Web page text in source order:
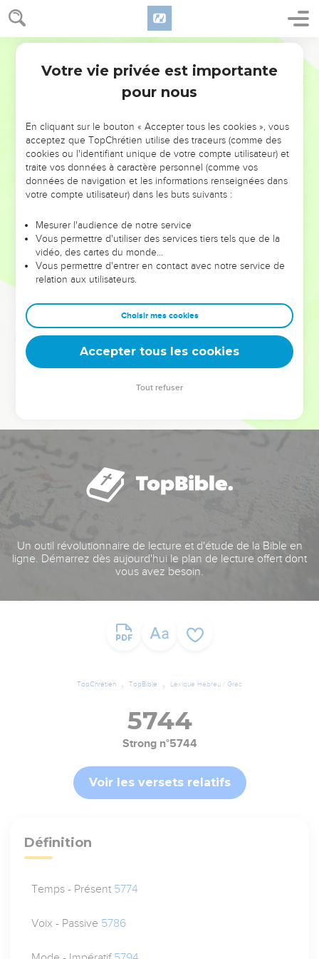
NE MANQUEZ PAS L’ÉVÉNEMENT
DE L’ANNÉE !
ET SI LEURS ERREURS POUVAIENT VOUS ÉVITER LES
VOTRES ?
leur foi ou leur vision. Mais on voit moins les doutes, les erreurs
et les saisons difficiles qu'ils ont traversés, alors même que ce
sont elles qui les ont façonnés.
Dans cette conférence, leaders, entrepreneurs, et responsables
clés pour avancer avec plus de sagesse afin que leurs erreurs
deviennent vos tremplins. Que vous guidiez un ministère, une
équipe, un groupe ou une famille, leur expérience est faite
Un outil révolutionnaire de lecture et d'étude de la Bible en
ligne. Démarrez dès aujourd'hui le plan de lecture offert dont
vous avez besoin.
TopChrétien TopBible Lexique Hébreu / Grec
5744
Strong n°5744
Voir les versets relatifs
Définition
Temps - Présent 5774
Voix - Passive 5786
Votre vie privée est importante
pour nous
En cliquant sur le bouton « Accepter tous les cookies », vous
acceptez que TopChrétien utilise des traceurs (comme des
cookies ou l'identifiant unique de votre compte utilisateur) et
traite vos données à caractère personnel (comme vos
données de navigation et les informations renseignées dans
votre compte utilisateur) dans les buts suivants :
Mesurer l'audience de notre service
Vous permettre d'utiliser des services tiers tels que de la
vidéo, des cartes du monde…
Vous permettre d'entrer en contact avec notre service de
relation aux utilisateurs.
Choisir mes cookies
Accepter tous les cookies
Tout refuser